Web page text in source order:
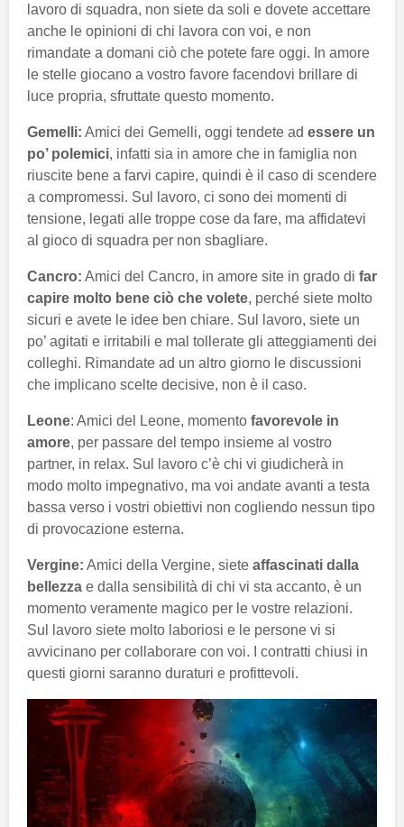
lavoro di squadra, non siete da soli e dovete accettare
anche le opinioni di chi lavora con voi, e non
rimandate a domani ciò che potete fare oggi. In amore
le stelle giocano a vostro favore facendovi brillare di
luce propria, sfruttate questo momento.
Gemelli: Amici dei Gemelli, oggi tendete ad essere un
po’ polemici, infatti sia in amore che in famiglia non
riuscite bene a farvi capire, quindi è il caso di scendere
a compromessi. Sul lavoro, ci sono dei momenti di
tensione, legati alle troppe cose da fare, ma affidatevi
al gioco di squadra per non sbagliare.
Cancro: Amici del Cancro, in amore site in grado di far
capire molto bene ciò che volete, perché siete molto
sicuri e avete le idee ben chiare. Sul lavoro, siete un
po’ agitati e irritabili e mal tollerate gli atteggiamenti dei
colleghi. Rimandate ad un altro giorno le discussioni
che implicano scelte decisive, non è il caso.
Leone: Amici del Leone, momento favorevole in
amore, per passare del tempo insieme al vostro
partner, in relax. Sul lavoro c’è chi vi giudicherà in
modo molto impegnativo, ma voi andate avanti a testa
bassa verso i vostri obiettivi non cogliendo nessun tipo
di provocazione esterna.
Vergine: Amici della Vergine, siete affascinati dalla
bellezza e dalla sensibilità di chi vi sta accanto, è un
momento veramente magico per le vostre relazioni.
Sul lavoro siete molto laboriosi e le persone vi si
avvicinano per collaborare con voi. I contratti chiusi in
questi giorni saranno duraturi e profittevoli.